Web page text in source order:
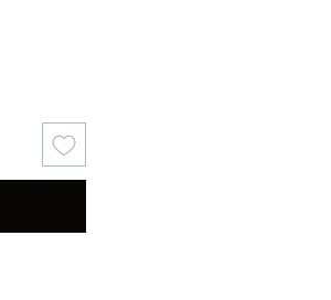
泄物氣味)
色亮麗
髮脫落